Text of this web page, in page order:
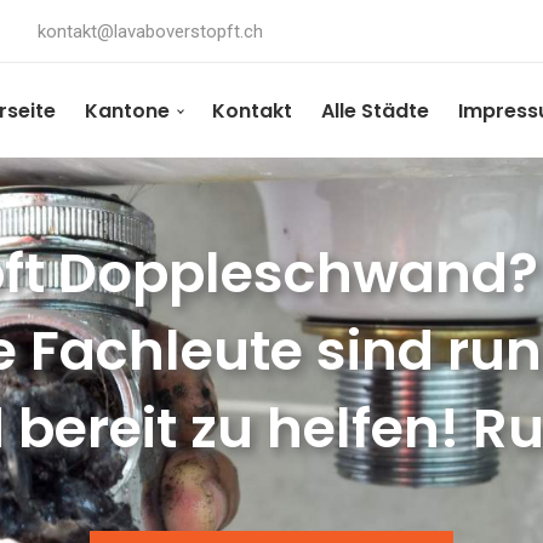
kontakt@lavaboverstopft.ch
Kantone Kontakt Alle Städte
Fachleute sind
zu helfen!